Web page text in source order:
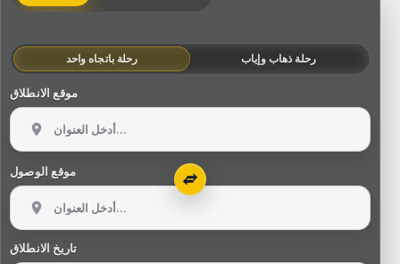
رحلة باتجاه واحد رحلة ذهاب وإياب
موقع الانطلاق
موقع الوصول
تاريخ الانطلاق